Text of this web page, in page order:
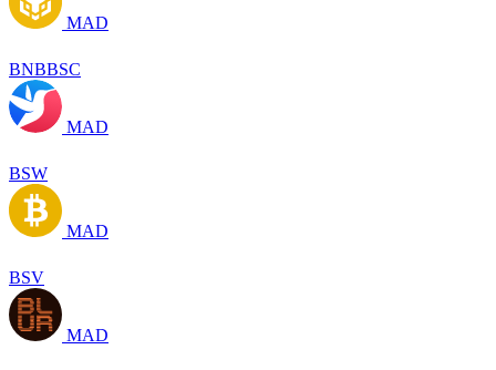
MAD
BNBBSC
MAD
BSW
MAD
BSV
MAD